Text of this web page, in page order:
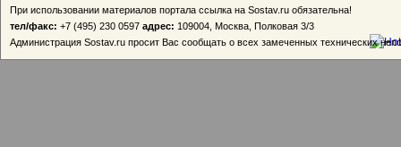
При использовании материалов портала ссылка на Sostav.ru обязательна!
тел/факс: +7 (495) 230 0597 адрес: 109004, Москва, Полковая 3/3
Администрация Sostav.ru просит Вас сообщать о всех замеченных технических